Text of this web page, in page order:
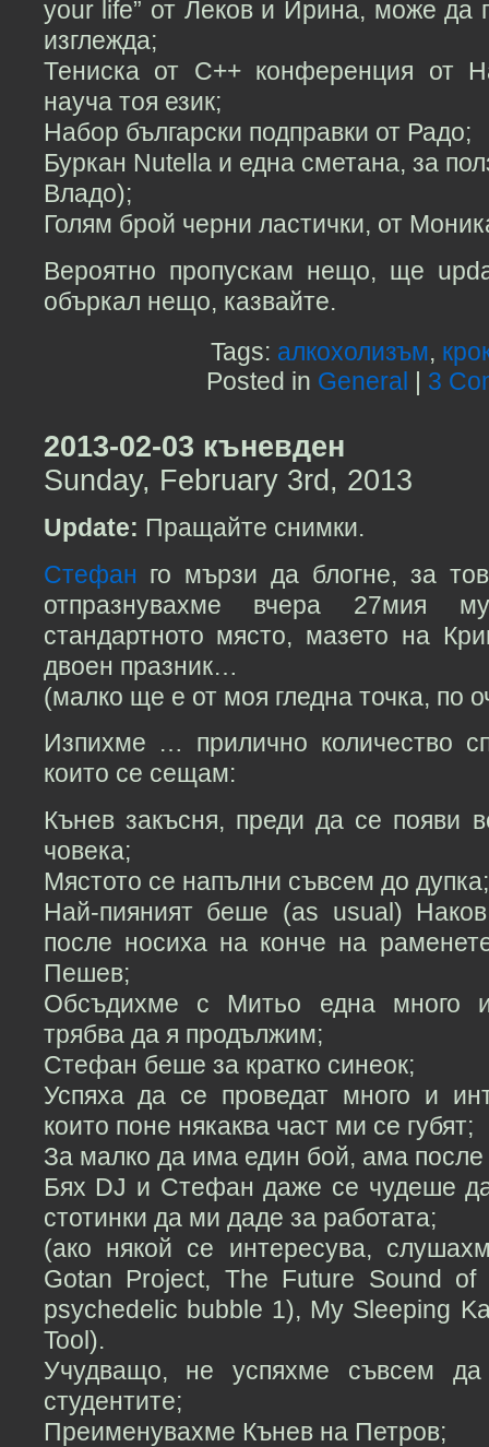
your life” от Леков и Ирина, може да
изглежда;
Тениска от C++ конференция от
науча тоя език;
Набор български подправки от Радо;
Буркан Nutella и една сметана, за
Владо);
Голям брой черни ластички, от
Вероятно пропускам нещо, ще
объркал нещо, казвайте.
Tags: алкохолизъм,
Posted in General | 3
2013-02-03 къневден
Sunday, February 3rd, 2013
Update: Пращайте снимки.
Стефан го мързи да блогне, за
отпразнувахме вчера 27мия
стандартното място, мазето на
двоен празник…
(малко ще е от моя гледна точка, по
Изпихме … прилично количество
които се сещам:
Кънев закъсня, преди да се появи
човека;
Мястото се напълни съвсем до дупка;
Най-пияният беше (as usual)
после носиха на конче на
Пешев;
Обсъдихме с Митьо една много
трябва да я продължим;
Стефан беше за кратко синеок;
Успяха да се проведат много и
които поне някаква част ми се губят;
За малко да има един бой, ама после
Бях DJ и Стефан даже се чудеше
стотинки да ми даде за работата;
(ако някой се интересува,
Gotan Project, The Future Sound of
psychedelic bubble 1), My Sleeping
Tool).
Учудващо, не успяхме съвсем
студентите;
Преименувахме Кънев на Петров;